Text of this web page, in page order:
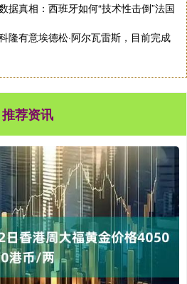
据真相：西班牙如何“技术性击倒”法国
隆有意埃德松·阿尔瓦雷斯，目前完成
推荐资讯